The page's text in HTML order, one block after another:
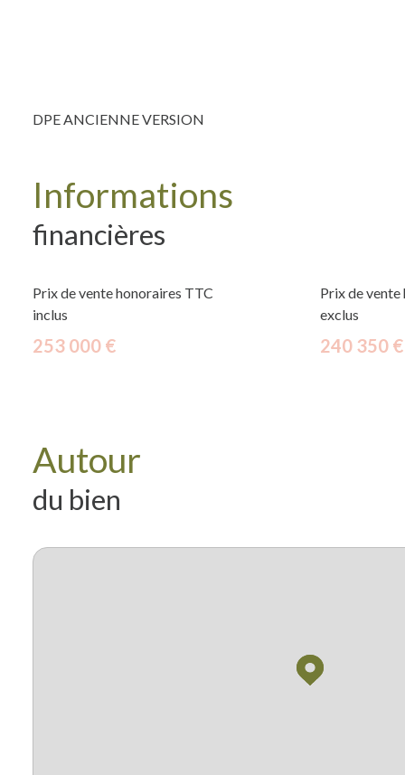
DPE ANCIENNE VERSION
Informations
financières
Prix de vente honoraires TTC
inclus
253 000 €
Prix de
exclus
240 350 €
Autour
du bien